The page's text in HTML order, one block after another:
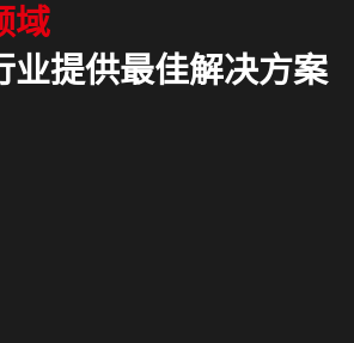
域
业提供最佳解决方案